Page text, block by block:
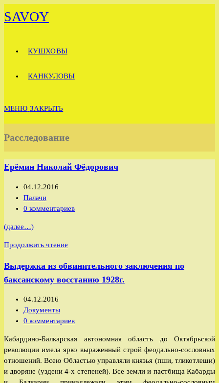
к
SAVOY
КУШХОВЫ
КАНКУЛОВЫ
МЕНЮ ЗАКРЫТЬ
Расследование
Ерёмин Николай Фёдорович
Запись
опубликована:
04.12.2016
Рубрика
записи:
Палачи
Комментарии
записи:
0 комментариев
(далее…)
Продолжить чтение
Фёдорович
Выдержка из обвинительного заключения по
баксанскому восстанию 1928г.
Запись
опубликована:
04.12.2016
Рубрика
записи:
Документы
Комментарии
записи:
0 комментариев
Кабардино-Балкарская автономная область до Октябрьской
революции имела ярко выраженный строй феодально-сословных
отношений. Всею Областью управляли князья (пши, тликотлеши)
и дворяне (уздени 4-х степеней). Все земли и пастбища Кабарды